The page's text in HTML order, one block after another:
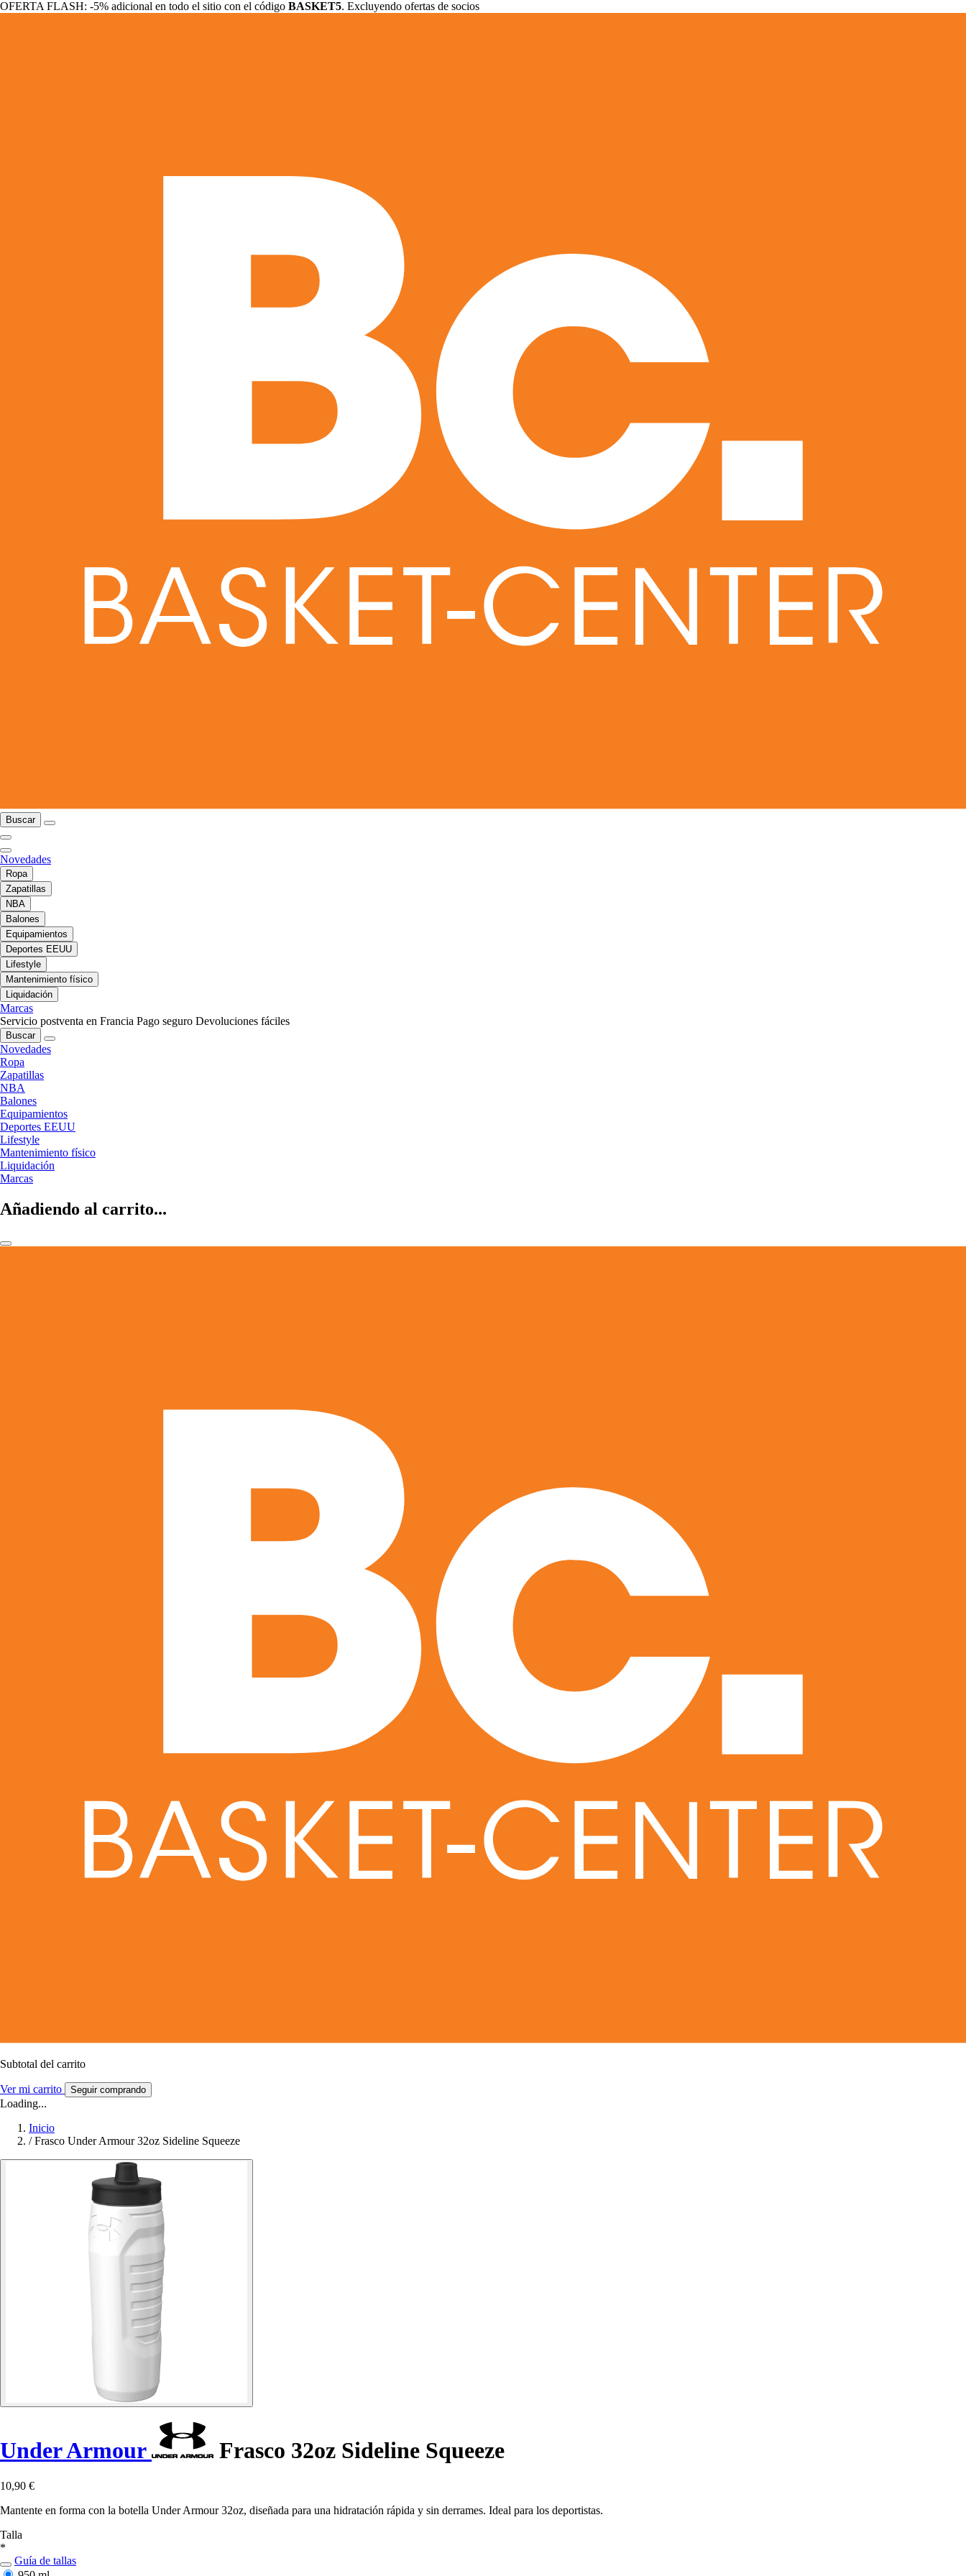
OFERTA FLASH: -5% adicional en todo el sitio con el código BASKET5. Excluyendo ofertas de socios
Buscar
Novedades
Ropa
Zapatillas
NBA
Balones
Equipamientos
Deportes EEUU
Lifestyle
Mantenimiento físico
Liquidación
Marcas
Servicio postventa en Francia Pago seguro Devoluciones fáciles
Buscar
Novedades
Ropa
Zapatillas
NBA
Balones
Equipamientos
Deportes EEUU
Lifestyle
Mantenimiento físico
Liquidación
Marcas
Añadiendo al carrito...
Subtotal del carrito
Ver mi carrito Seguir comprando
Loading...
Inicio
/ Frasco Under Armour 32oz Sideline Squeeze
Under Armour Frasco 32oz Sideline Squeeze
10,90 €
Mantente en forma con la botella Under Armour 32oz, diseñada para una hidratación rápida y sin derrames. Ideal para los deportistas.
Talla
*
Guía de tallas